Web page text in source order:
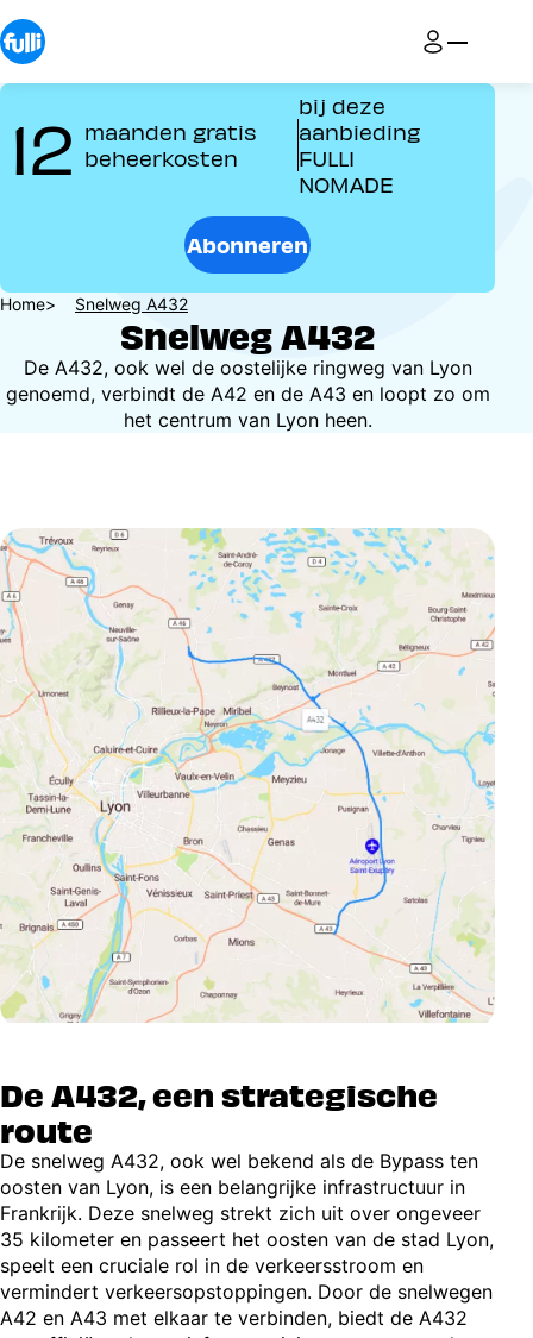
Overslaan
en
naar
de
gaan
12 maanden gratis
beheerkosten
bij deze
aanbieding
FULLI
NOMADE
Abonneren
Kruimelpad
Home Snelweg A432
Snelweg A432
De A432, ook wel de oostelijke ringweg van Lyon
genoemd, verbindt de A42 en de A43 en loopt zo om
het centrum van Lyon heen.
De A432, een strategische
route
De snelweg A432, ook wel bekend als de Bypass ten
oosten van Lyon, is een belangrijke infrastructuur in
Frankrijk. Deze snelweg strekt zich uit over ongeveer
35 kilometer en passeert het oosten van de stad Lyon,
speelt een cruciale rol in de verkeersstroom en
vermindert verkeersopstoppingen. Door de snelwegen
A42 en A43 met elkaar te verbinden, biedt de A432